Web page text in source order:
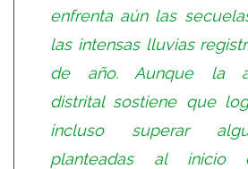
enfrenta aún las
las intensas lluvias
de año. Aunque la
distrital sostiene que
incluso superar
planteadas al inicio